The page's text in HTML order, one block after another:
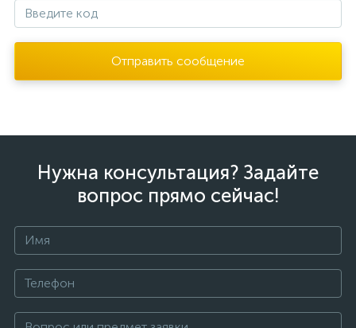
Отправить сообщение
Нужна консультация? Задайте
вопрос прямо сейчас!